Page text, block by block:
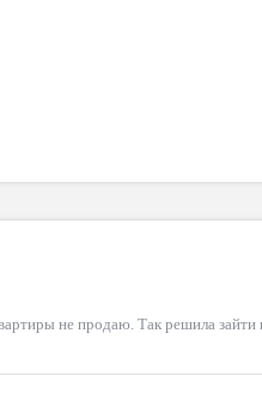
не продаю. Так решила зайти